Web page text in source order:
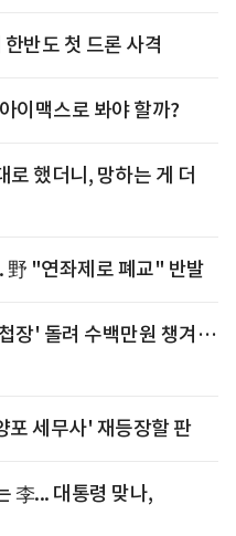
반도 첫 드론 사격
이맥스로 봐야 할까?
로 했더니, 망하는 게 더
野 "연좌제로 폐교" 반발
장' 돌려 수백만원 챙겨…
포 세무사' 재등장할 판
李... 대통령 맞나,